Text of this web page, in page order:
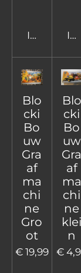
In In
Blo
cki
Bo
uw
Gra
af
ma
chi
ne
Gro
ot
€ 19,99
Blo
cki
Bo
uw
Gra
af
ma
chi
ne
klei
n
€